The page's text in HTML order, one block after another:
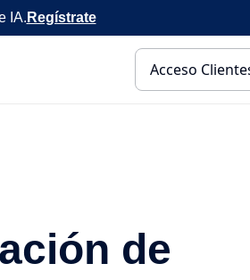
IA. Regístrate
Acceso
de